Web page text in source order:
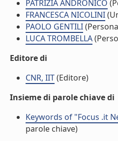
PATRIZIA ANDRONICO
FRANCESCA NICOLINI
PAOLO GENTILI
LUCA TROMBELLA
Editore di
CNR, IIT(Editore)
Insieme di parole chiave di
Keywords of "Focus .it
parole chiave)